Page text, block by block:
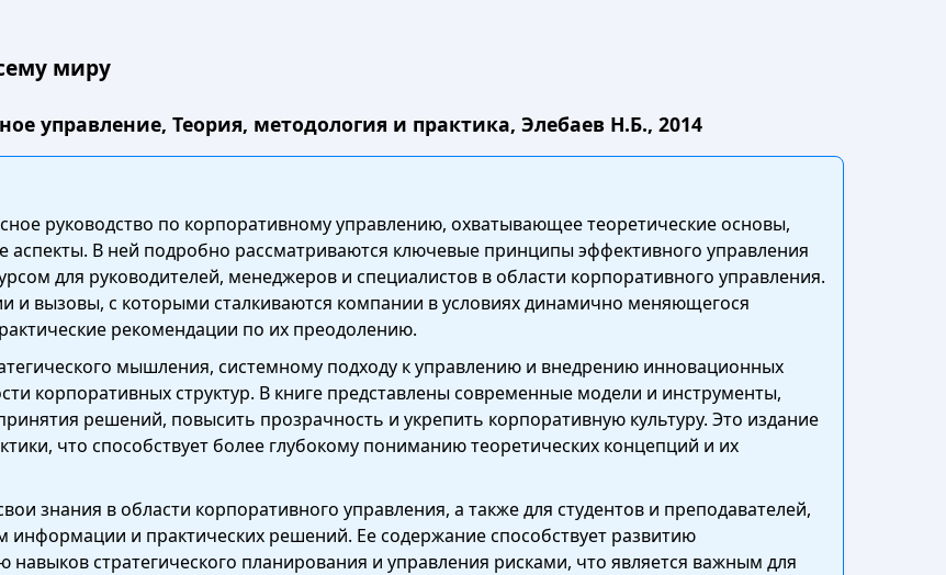
миру
управление, Теория, методология и практика, Элебаев Н.Б., 2014
руководство по корпоративному управлению, охватывающее теоретические основы,
аспекты. В ней подробно рассматриваются ключевые принципы эффективного управления
для руководителей, менеджеров и специалистов в области корпоративного управления.
и вызовы, с которыми сталкиваются компании в условиях динамично меняющегося
рекомендации по их преодолению.
мышления, системному подходу к управлению и внедрению инновационных
корпоративных структур. В книге представлены современные модели и инструменты,
решений, повысить прозрачность и укрепить корпоративную культуру. Это издание
что способствует более глубокому пониманию теоретических концепций и их
знания в области корпоративного управления, а также для студентов и преподавателей,
информации и практических решений. Ее содержание способствует развитию
стратегического планирования и управления рисками, что является важным для